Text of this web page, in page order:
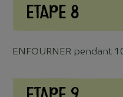
Etape 8
ENFOURNER pendant